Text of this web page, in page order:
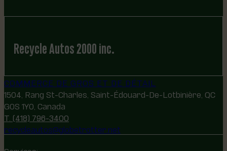
Recycle Autos 2000 inc.
COMMERCE DE GROS ET DE DÉTAIL
1504, Rang St-Charles, Saint-Édouard-De-Lotbinière, QC
G0S 1Y0, Canada
T. (418) 796-3400
recycleautos@globetrotter.net